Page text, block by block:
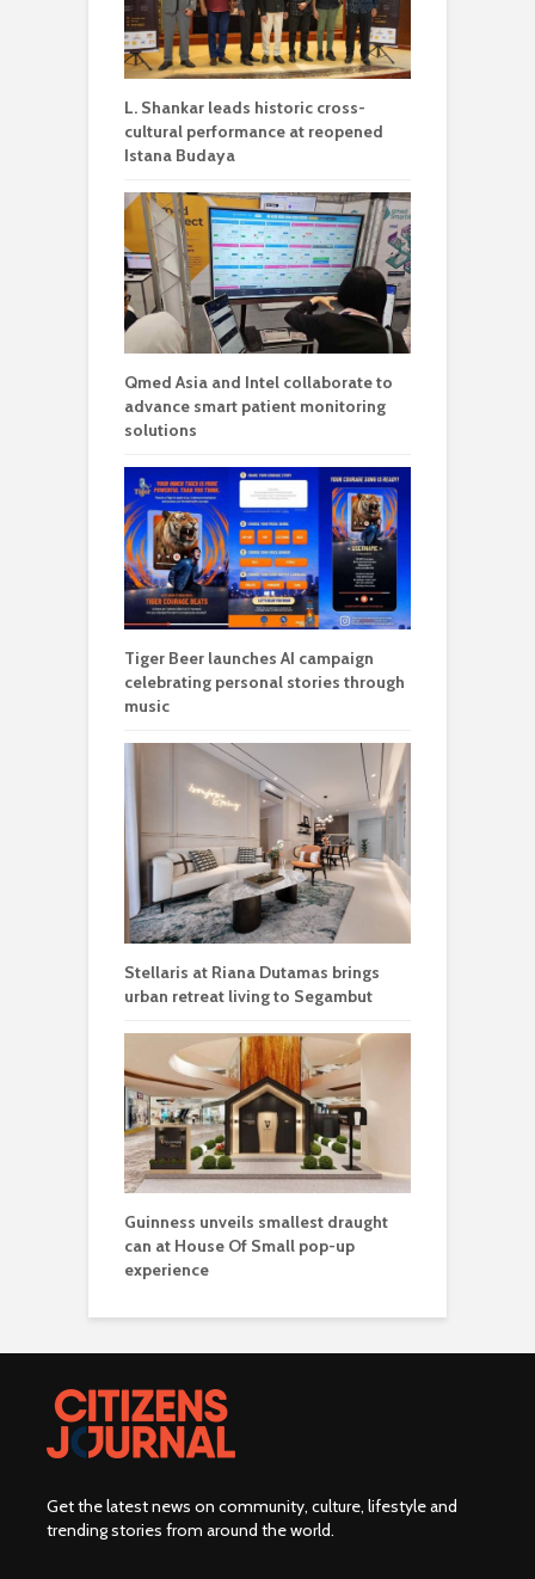
L. Shankar leads historic cross-
cultural performance at reopened
Istana Budaya
Qmed Asia and Intel collaborate to
advance smart patient monitoring
solutions
Tiger Beer launches AI campaign
celebrating personal stories through
music
Stellaris at Riana Dutamas brings
urban retreat living to Segambut
Guinness unveils smallest draught
can at House Of Small pop-up
experience
Get the latest news on community, culture, lifestyle and
trending stories from around the world.